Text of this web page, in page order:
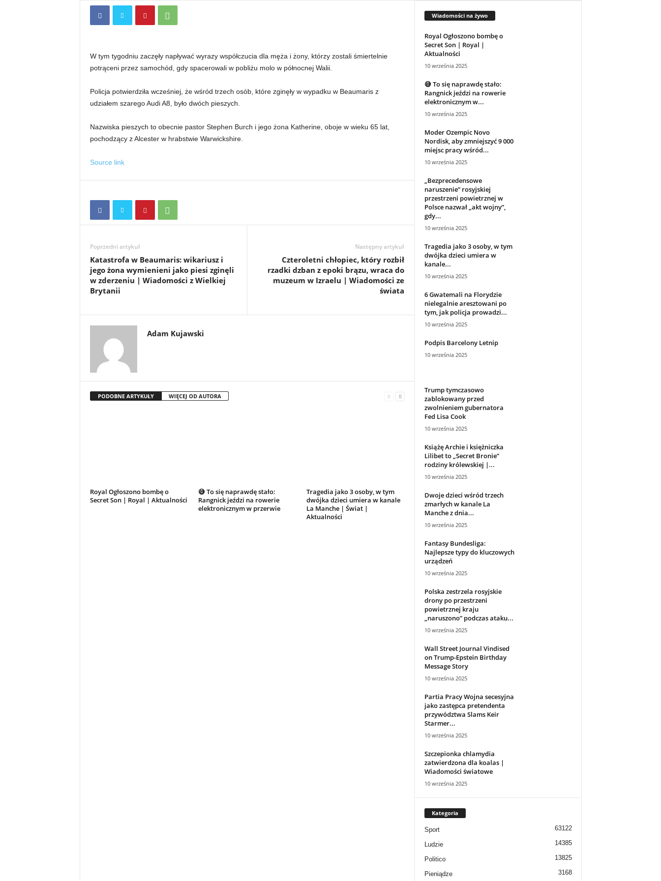
W tym tygodniu zaczęły napływać wyrazy współczucia dla męża i żony, którzy zostali śmiertelnie
potrąceni przez samochód, gdy spacerowali w pobliżu molo w północnej Walii.
Policja potwierdziła wcześniej, że wśród trzech osób, które zginęły w wypadku w Beaumaris z
udziałem szarego Audi A8, było dwóch pieszych.
Nazwiska pieszych to obecnie pastor Stephen Burch i jego żona Katherine, oboje w wieku 65 lat,
pochodzący z Alcester w hrabstwie Warwickshire.
Source link
Poprzedni artykuł
Katastrofa w Beaumaris: wikariusz i
jego żona wymienieni jako piesi zginęli
w zderzeniu | Wiadomości z Wielkiej
Brytanii
Następny artykuł
Czteroletni chłopiec, który rozbił
rzadki dzban z epoki brązu, wraca do
muzeum w Izraelu | Wiadomości ze
świata
Adam Kujawski
PODOBNE ARTYKUŁY WIĘCEJ OD AUTORA
Royal Ogłoszono bombę o
Secret Son | Royal | Aktualności
😅 To się naprawdę stało:
Rangnick jeździ na rowerie
elektronicznym w przerwie
Tragedia jako 3 osoby, w tym
dwójka dzieci umiera w kanale
La Manche | Świat |
Aktualności
Wiadomości na żywo
Royal Ogłoszono bombę o
Secret Son | Royal |
Aktualności
10 września 2025
😅 To się naprawdę stało:
Rangnick jeździ na rowerie
elektronicznym w...
10 września 2025
Moder Ozempic Novo
Nordisk, aby zmniejszyć 9 000
miejsc pracy wśród...
10 września 2025
„Bezprecedensowe
naruszenie” rosyjskiej
przestrzeni powietrznej w
Polsce nazwał „akt wojny”,
gdy...
10 września 2025
Tragedia jako 3 osoby, w tym
dwójka dzieci umiera w
kanale...
10 września 2025
6 Gwatemali na Florydzie
nielegalnie aresztowani po
tym, jak policja prowadzi...
10 września 2025
Podpis Barcelony Letnip
10 września 2025
Trump tymczasowo
zablokowany przed
zwolnieniem gubernatora
Fed Lisa Cook
10 września 2025
Książę Archie i księżniczka
Lilibet to „Secret Bronie”
rodziny królewskiej |...
10 września 2025
Dwoje dzieci wśród trzech
zmarłych w kanale La
Manche z dnia...
10 września 2025
Fantasy Bundesliga:
Najlepsze typy do kluczowych
urządzeń
10 września 2025
Polska zestrzela rosyjskie
drony po przestrzeni
powietrznej kraju
„naruszono” podczas ataku...
10 września 2025
Wall Street Journal Vindised
on Trump-Epstein Birthday
Message Story
10 września 2025
Partia Pracy Wojna secesyjna
jako zastępca pretendenta
przywództwa Slams Keir
Starmer...
10 września 2025
Szczepionka chlamydia
zatwierdzona dla koalas |
Wiadomości światowe
10 września 2025
Kategoria
Sport 63122
Ludzie 14385
Politico 13825
Pieniądze 3168